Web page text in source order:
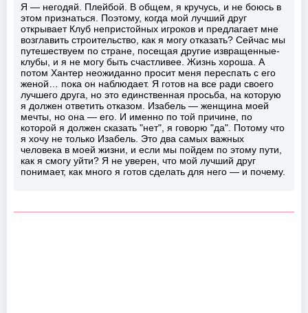
Я — негодяй. Плейбой. В общем, я кручусь, и не боюсь в
этом признаться. Поэтому, когда мой лучший друг
открывает Клуб непристойных игроков и предлагает мне
возглавить строительство, как я могу отказать? Сейчас мы
путешествуем по стране, посещая другие извращенные-
клубы, и я не могу быть счастливее. Жизнь хороша. А
потом Хантер неожиданно просит меня переспать с его
женой… пока он наблюдает. Я готов на все ради своего
лучшего друга, но это единственная просьба, на которую
я должен ответить отказом. Изабель — женщина моей
мечты, но она — его. И именно по той причине, по
которой я должен сказать "нет", я говорю "да". Потому что
я хочу не только Изабель. Это два самых важных
человека в моей жизни, и если мы пойдем по этому пути,
как я смогу уйти? Я не уверен, что мой лучший друг
понимает, как много я готов сделать для него — и почему.